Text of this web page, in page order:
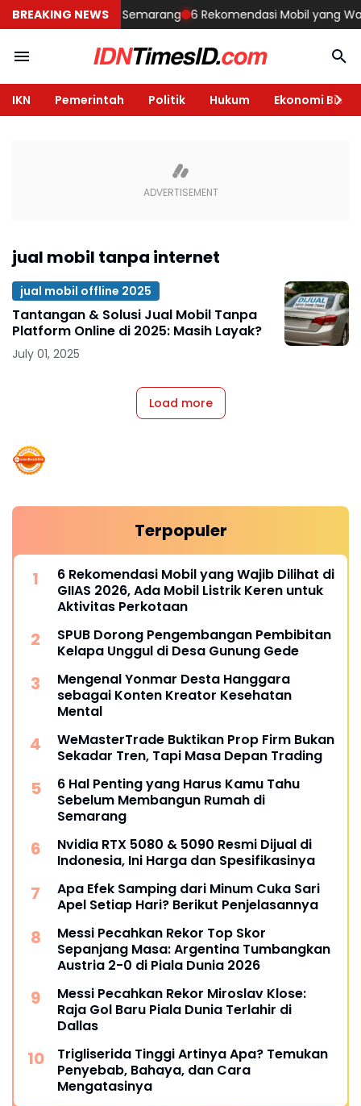
BREAKING NEWS
Rumah di Semarang 6 Rekomendasi Mobil yang
IKN Pemerintah Politik Hukum Ekonomi Bisnis
jual mobil tanpa internet
jual mobil offline 2025
Tantangan & Solusi Jual Mobil Tanpa
Platform Online di 2025: Masih Layak?
July 01, 2025
Load more
Terpopuler
6 Rekomendasi Mobil yang Wajib Dilihat di
GIIAS 2026, Ada Mobil Listrik Keren untuk
Aktivitas Perkotaan
SPUB Dorong Pengembangan Pembibitan
Kelapa Unggul di Desa Gunung Gede
Mengenal Yonmar Desta Hanggara
sebagai Konten Kreator Kesehatan
Mental
WeMasterTrade Buktikan Prop Firm Bukan
Sekadar Tren, Tapi Masa Depan Trading
6 Hal Penting yang Harus Kamu Tahu
Sebelum Membangun Rumah di
Semarang
Nvidia RTX 5080 & 5090 Resmi Dijual di
Indonesia, Ini Harga dan Spesifikasinya
Apa Efek Samping dari Minum Cuka Sari
Apel Setiap Hari? Berikut Penjelasannya
Messi Pecahkan Rekor Top Skor
Sepanjang Masa: Argentina Tumbangkan
Austria 2-0 di Piala Dunia 2026
Messi Pecahkan Rekor Miroslav Klose:
Raja Gol Baru Piala Dunia Terlahir di
Dallas
Trigliserida Tinggi Artinya Apa? Temukan
Penyebab, Bahaya, dan Cara
Mengatasinya